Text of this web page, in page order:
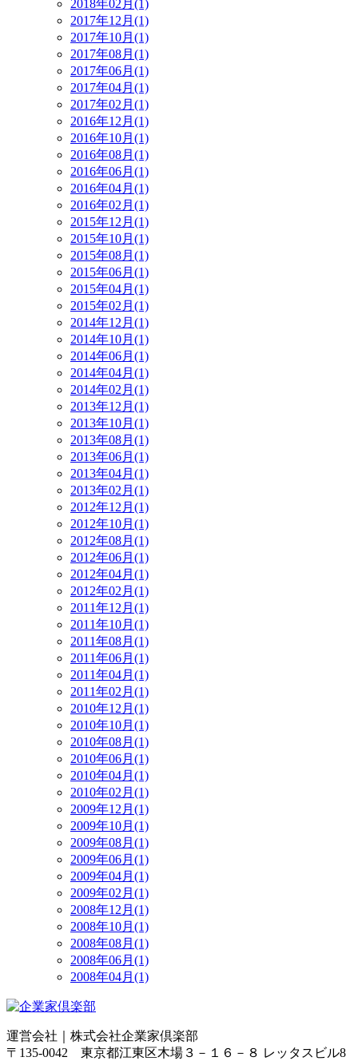
2018年02月(1)
2017年12月(1)
2017年10月(1)
2017年08月(1)
2017年06月(1)
2017年04月(1)
2017年02月(1)
2016年12月(1)
2016年10月(1)
2016年08月(1)
2016年06月(1)
2016年04月(1)
2016年02月(1)
2015年12月(1)
2015年10月(1)
2015年08月(1)
2015年06月(1)
2015年04月(1)
2015年02月(1)
2014年12月(1)
2014年10月(1)
2014年06月(1)
2014年04月(1)
2014年02月(1)
2013年12月(1)
2013年10月(1)
2013年08月(1)
2013年06月(1)
2013年04月(1)
2013年02月(1)
2012年12月(1)
2012年10月(1)
2012年08月(1)
2012年06月(1)
2012年04月(1)
2012年02月(1)
2011年12月(1)
2011年10月(1)
2011年08月(1)
2011年06月(1)
2011年04月(1)
2011年02月(1)
2010年12月(1)
2010年10月(1)
2010年08月(1)
2010年06月(1)
2010年04月(1)
2010年02月(1)
2009年12月(1)
2009年10月(1)
2009年08月(1)
2009年06月(1)
2009年04月(1)
2009年02月(1)
2008年12月(1)
2008年10月(1)
2008年08月(1)
2008年06月(1)
2008年04月(1)
運営会社｜ 株式会社企業家倶楽部
〒135-0042 東京都江東区木場３－１６－８ レッタスビル8